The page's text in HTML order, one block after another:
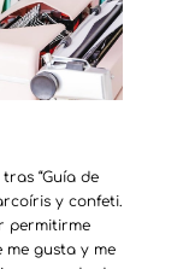
“Guía de
y confeti.
permitirme
gusta y me